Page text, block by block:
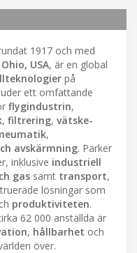
1917 och med
USA, är en global
på
ett omfattande
flygindustrin,
, filtrering, vätske-
,
avskärmning. Parker
inklusive industriell
gas samt transport,
lösningar som
produktiviteten.
62 000 anställda är
, hållbarhet och
över.